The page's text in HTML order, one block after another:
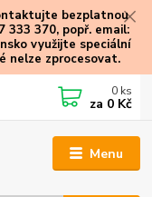
bezplatnou
333 370, popř. email:
využijte speciální
nelze zprocesovat.
Menu
0 ks
za 0 Kč